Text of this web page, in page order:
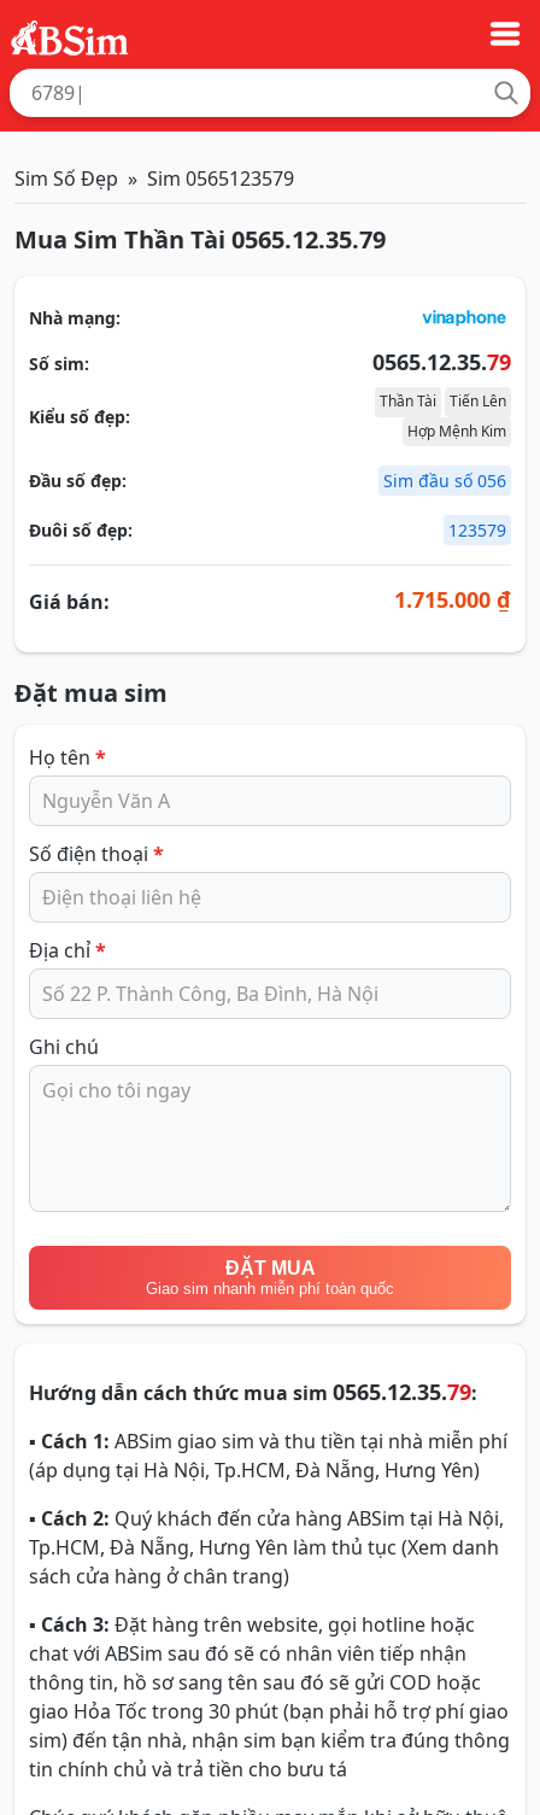
Sim Số Đẹp Sim 0565123579
Mua Sim Thần Tài 0565.12.35.79
Nhà mạng:
Số sim:
0565.12.35.79
Kiểu số đẹp:
Thần Tài
Tiến Lên
Hợp Mệnh Kim
Đầu số đẹp: Sim đầu số 056
Đuôi số đẹp: 123579
Giá bán: 1.715.000 ₫
Đặt mua sim
Họ tên *
Số điện thoại *
Địa chỉ*
Ghi chú
ĐẶT MUA
Giao sim nhanh miễn phí toàn quốc
Hướng dẫn cách thức mua sim 0565.12.35.79:
▪ Cách 1: ABSim giao sim và thu tiền tại nhà miễn phí
(áp dụng tại Hà Nội, Tp.HCM, Đà Nẵng, Hưng Yên)
▪ Cách 2: Quý khách đến cửa hàng ABSim tại Hà Nội,
Tp.HCM, Đà Nẵng, Hưng Yên làm thủ tục (Xem danh
sách cửa hàng ở chân trang)
▪ Cách 3: Đặt hàng trên website, gọi hotline hoặc
chat với ABSim sau đó sẽ có nhân viên tiếp nhận
thông tin, hồ sơ sang tên sau đó sẽ gửi COD hoặc
giao Hỏa Tốc trong 30 phút (bạn phải hỗ trợ phí giao
sim) đến tận nhà, nhận sim bạn kiểm tra đúng thông
tin chính chủ và trả tiền cho bưu tá